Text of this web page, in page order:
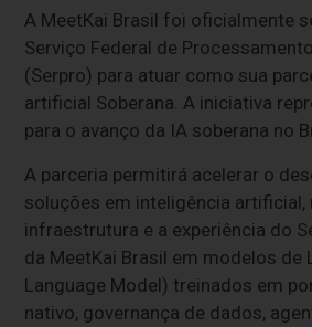
A MeetKai Brasil foi oficialmente
Serviço Federal de
(Serpro) para atuar como sua
artificial Soberana. A iniciativa
para o avanço da IA soberana no
A parceria permitirá acelerar o
soluções em inteligência artificial,
infraestrutura e a experiência do
da MeetKai Brasil em modelos de
Language Model) treinados em
nativo, governança de dados,